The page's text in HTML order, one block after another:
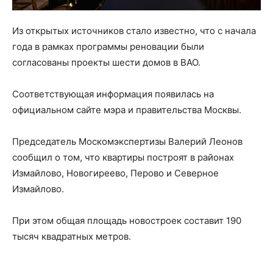
Из открытых источников стало известно, что с начала
года в рамках программы реновации были
согласованы проекты шести домов в ВАО.
Соответствующая информация появилась на
официальном сайте мэра и правительства Москвы.
Председатель Москомэкспертизы Валерий Леонов
сообщил о том, что квартиры построят в районах
Измайлово, Новогиреево, Перово и Северное
Измайлово.
При этом общая площадь новостроек составит 190
тысяч квадратных метров.